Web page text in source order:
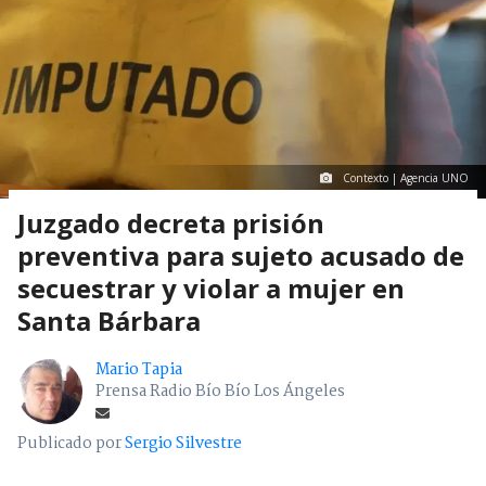
Contexto | Agencia UNO
Juzgado decreta prisión
preventiva para sujeto acusado de
secuestrar y violar a mujer en
Santa Bárbara
Mario Tapia
Prensa Radio Bío Bío Los Ángeles
Publicado porSergio Silvestre